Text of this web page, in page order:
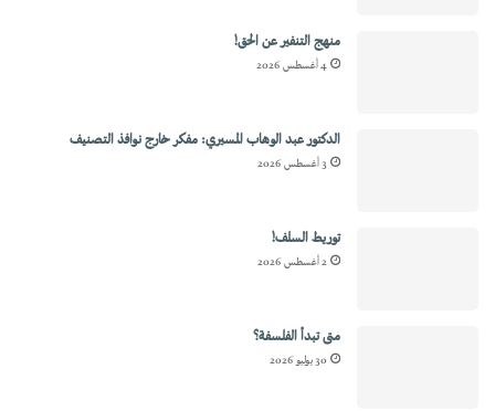
منهج التنفير عن الحق!
4 أغسطس 2026
الدكتور عبد الوهاب المسيري: مفكر خارج نوافذ التصنيف
3 أغسطس 2026
توريط السلف!
2 أغسطس 2026
متى تبدأ الفلسفة؟
30 يوليو 2026